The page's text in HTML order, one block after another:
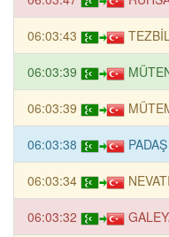
06:03:43
06:03:39
06:03:39
06:03:38
06:03:34
06:03:32